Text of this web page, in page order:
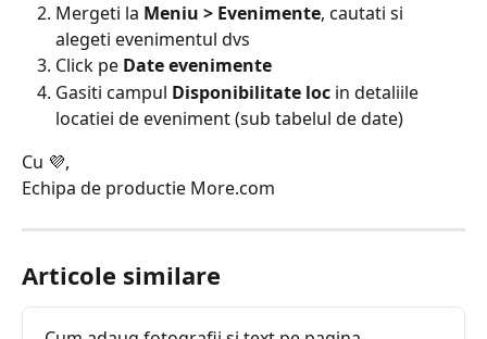
Mergeti la Meniu > Evenimente, cautati si
alegeti evenimentul dvs
Click pe Date evenimente​
Gasiti campul Disponibilitate loc in detaliile
locatiei de eveniment (sub tabelul de date)
Cu 💜,
Echipa de productie More.com
Articole similare